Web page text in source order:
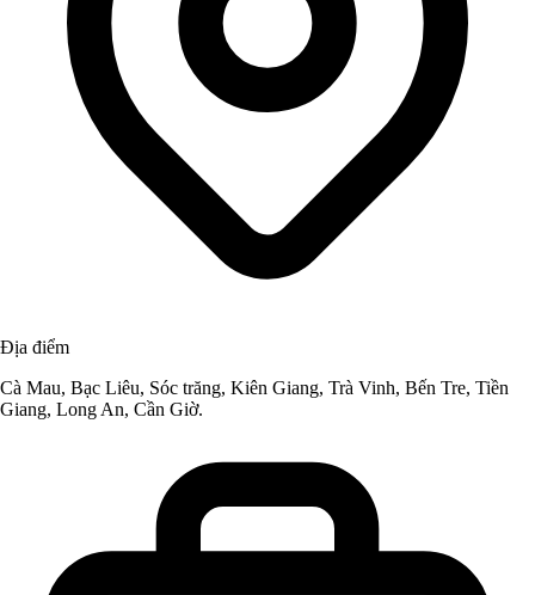
Địa điểm
Cà Mau, Bạc Liêu, Sóc trăng, Kiên Giang, Trà Vinh, Bến Tre, Tiền
Giang, Long An, Cần Giờ.